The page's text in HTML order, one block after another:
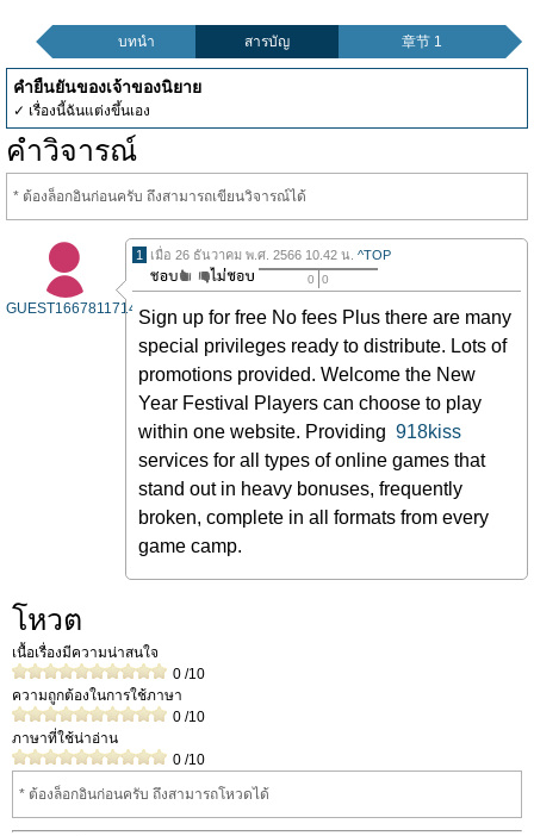
บทนำ สารบัญ 章节 1
คำยืนยันของเจ้าของนิยาย
✓ เรื่องนี้ฉันแต่งขึ้นเอง
คำวิจารณ์
* ต้องล็อกอินก่อนครับ ถึงสามารถเขียนวิจารณ์ได้
GUEST1667811714
1 เมื่อ 26 ธันวาคม พ.ศ. 2566 10.42 น. ^TOP
0 0
Sign up for free No fees Plus there are many
special privileges ready to distribute. Lots of
promotions provided. Welcome the New
Year Festival Players can choose to play
within one website. Providing 918kiss
services for all types of online games that
stand out in heavy bonuses, frequently
broken, complete in all formats from every
game camp.
โหวต
เนื้อเรื่องมีความน่าสนใจ
0 /10
ความถูกต้องในการใช้ภาษา
0 /10
ภาษาที่ใช้น่าอ่าน
0 /10
* ต้องล็อกอินก่อนครับ ถึงสามารถโหวดได้